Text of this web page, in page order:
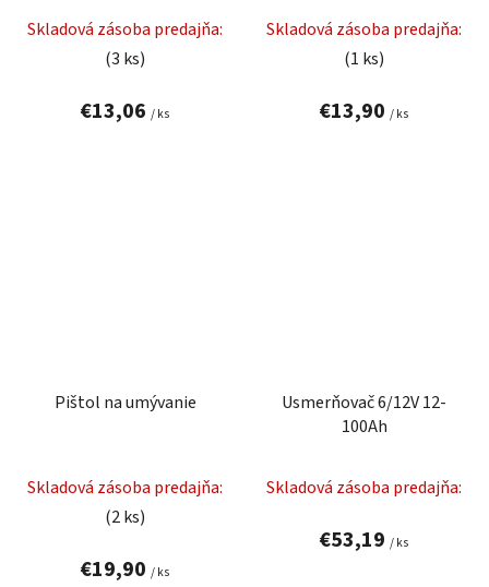
Skladová zásoba predajňa:
(3 ks)
€13,06 / ks
Skladová zásoba predajňa:
(1 ks)
€13,90 / ks
Pištol na umývanie
Skladová zásoba predajňa:
(2 ks)
€19,90 / ks
Usmerňovač 6/12V 12-
100Ah
Skladová zásoba predajňa:
€53,19 / ks